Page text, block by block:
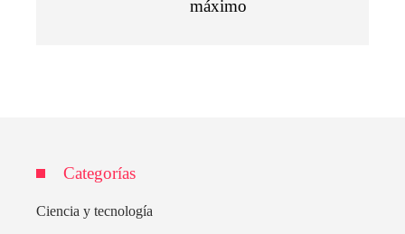
máximo
Categorías
Ciencia y tecnología